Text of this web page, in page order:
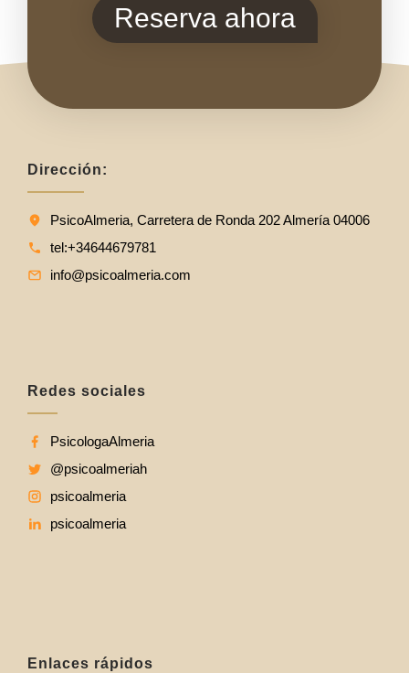
Reserva ahora
Enlaces rápidos
Redes sociales
PsicologaAlmeria
@psicoalmeriah
psicoalmeria
psicoalmeria
Dirección:
PsicoAlmeria, Carretera de Ronda 202 Almería 04006
tel:+34644679781
info@psicoalmeria.com